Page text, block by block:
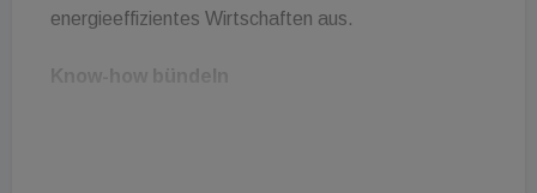
energieeffizientes Wirtschaften aus.
Know-how bündeln